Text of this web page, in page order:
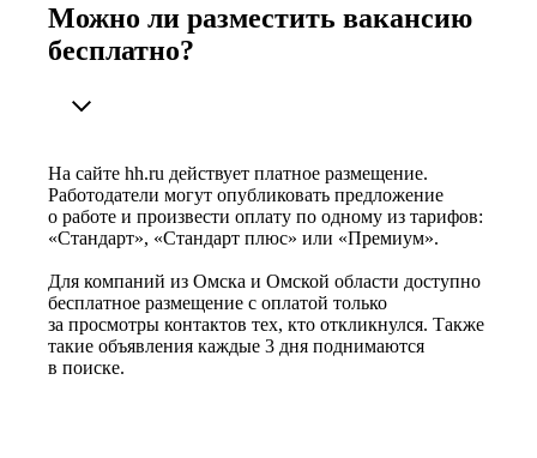
Можно ли разместить вакансию
бесплатно?
На сайте hh.ru действует платное размещение.
Работодатели могут опубликовать предложение
о работе и произвести оплату по одному из тарифов:
«Стандарт», «Стандарт плюс» или «Премиум».
Для компаний из Омска и Омской области доступно
бесплатное размещение с оплатой только
за просмотры контактов тех, кто откликнулся. Также
такие объявления каждые 3 дня поднимаются
в поиске.